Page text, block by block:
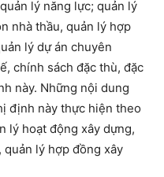
lý năng lực; quản lý
nhà thầu, quản lý hợp
lý dự án chuyên
chính sách đặc thù, đặc
này. Những nội dung
định này thực hiện theo
lý hoạt động xây dựng,
lý hợp đồng xây